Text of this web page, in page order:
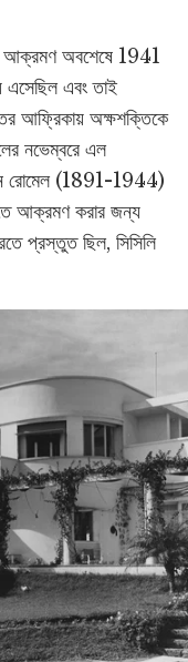
আক্রমণ অবশেষে 1941
এসেছিল এবং তাই
আফ্রিকায় অক্ষশক্তিকে
নভেম্বরে এল
রোমেল (1891-1944)
আক্রমণ করার জন্য
প্রস্তুত ছিল, সিসিলি